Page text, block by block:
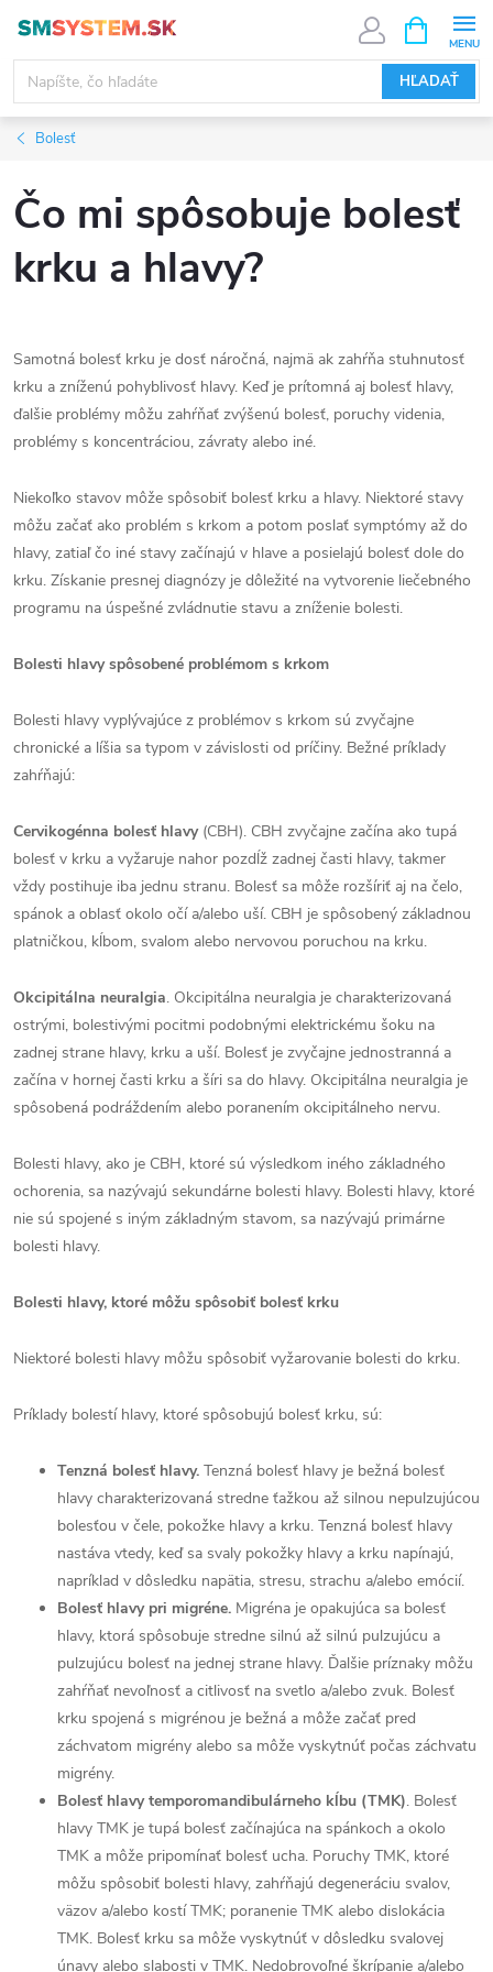
obsah
HĽADAŤ
KOŠÍK
Bolesť
Čo mi spôsobuje bolesť
krku a hlavy?
Samotná bolesť krku je dosť náročná, najmä ak zahŕňa stuhnutosť
krku a zníženú pohyblivosť hlavy. Keď je prítomná aj bolesť hlavy,
ďalšie problémy môžu zahŕňať zvýšenú bolesť, poruchy videnia,
problémy s koncentráciou, závraty alebo iné.
Niekoľko stavov môže spôsobiť bolesť krku a hlavy. Niektoré stavy
môžu začať ako problém s krkom a potom poslať symptómy až do
hlavy, zatiaľ čo iné stavy začínajú v hlave a posielajú bolesť dole do
krku. Získanie presnej diagnózy je dôležité na vytvorenie liečebného
programu na úspešné zvládnutie stavu a zníženie bolesti.
Bolesti hlavy spôsobené problémom s krkom
Bolesti hlavy vyplývajúce z problémov s krkom sú zvyčajne
chronické a líšia sa typom v závislosti od príčiny. Bežné príklady
zahŕňajú:
Cervikogénna bolesť hlavy(CBH). CBH zvyčajne začína ako tupá
bolesť v krku a vyžaruje nahor pozdĺž zadnej časti hlavy, takmer
vždy postihuje iba jednu stranu. Bolesť sa môže rozšíriť aj na čelo,
spánok a oblasť okolo očí a/alebo uší. CBH je spôsobený základnou
platničkou, kĺbom, svalom alebo nervovou poruchou na krku.
Okcipitálna neuralgia. Okcipitálna neuralgia je charakterizovaná
ostrými, bolestivými pocitmi podobnými elektrickému šoku na
zadnej strane hlavy, krku a uší. Bolesť je zvyčajne jednostranná a
začína v hornej časti krku a šíri sa do hlavy. Okcipitálna neuralgia je
spôsobená podráždením alebo poranením okcipitálneho nervu.
Bolesti hlavy, ako je CBH, ktoré sú výsledkom iného základného
ochorenia, sa nazývajú sekundárne bolesti hlavy. Bolesti hlavy, ktoré
nie sú spojené s iným základným stavom, sa nazývajú primárne
bolesti hlavy.
Bolesti hlavy, ktoré môžu spôsobiť bolesť krku
Niektoré bolesti hlavy môžu spôsobiť vyžarovanie bolesti do krku.
Príklady bolestí hlavy, ktoré spôsobujú bolesť krku, sú:
Tenzná bolesť hlavy. Tenzná bolesť hlavy je bežná bolesť
hlavy charakterizovaná stredne ťažkou až silnou nepulzujúcou
bolesťou v čele, pokožke hlavy a krku. Tenzná bolesť hlavy
nastáva vtedy, keď sa svaly pokožky hlavy a krku napínajú,
napríklad v dôsledku napätia, stresu, strachu a/alebo emócií.
Bolesť hlavy pri migréne. Migréna je opakujúca sa bolesť
hlavy, ktorá spôsobuje stredne silnú až silnú pulzujúcu a
pulzujúcu bolesť na jednej strane hlavy. Ďalšie príznaky môžu
zahŕňať nevoľnosť a citlivosť na svetlo a/alebo zvuk. Bolesť
krku spojená s migrénou je bežná a môže začať pred
záchvatom migrény alebo sa môže vyskytnúť počas záchvatu
migrény.
Bolesť hlavy temporomandibulárneho kĺbu (TMK). Bolesť
hlavy TMK je tupá bolesť začínajúca na spánkoch a okolo
TMK a môže pripomínať bolesť ucha. Poruchy TMK, ktoré
môžu spôsobiť bolesti hlavy, zahŕňajú degeneráciu svalov,
väzov a/alebo kostí TMK; poranenie TMK alebo dislokácia
TMK. Bolesť krku sa môže vyskytnúť v dôsledku svalovej
únavy alebo slabosti v TMK. Nedobrovoľné škrípanie a/alebo